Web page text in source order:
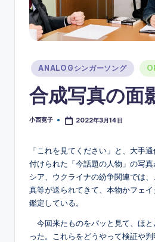
Posted
in
ANALOGシンガーソング
合成写真の面
Posted
小西寛子 2022年3月14日
「これを見てください」と、大手
付けられた「今話題の人物」の写
シア、ウクライナの紛争関連では
真等が送られてきて、本物かフェイ
鑑定している。
今回来たものをパッと見て、ほ
った。これらをどうやって検証や